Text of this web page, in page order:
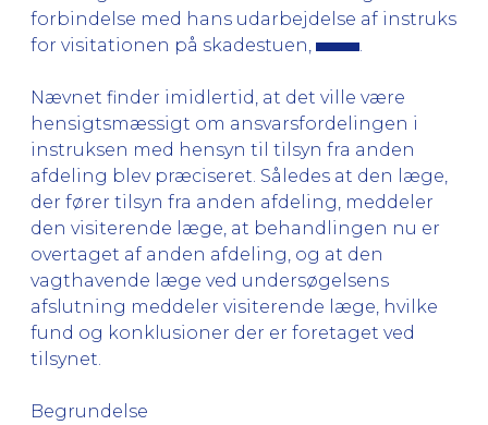
forbindelse med hans udarbejdelse af instruks
for visitationen på skadestuen,
Nævnet finder imidlertid, at det ville være
hensigtsmæssigt om ansvarsfordelingen i
instruksen med hensyn til tilsyn fra anden
afdeling blev præciseret. Således at den læge,
der fører tilsyn fra anden afdeling, meddeler
den visiterende læge, at behandlingen nu er
overtaget af anden afdeling, og at den
vagthavende læge ved undersøgelsens
afslutning meddeler visiterende læge, hvilke
fund og konklusioner der er foretaget ved
tilsynet.
Begrundelse